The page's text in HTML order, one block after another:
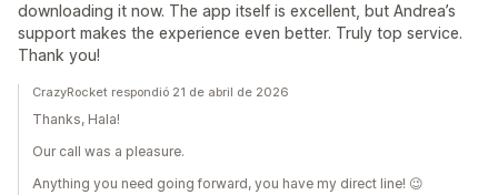
downloading it now. The app itself is excellent, but Andrea’s
support makes the experience even better. Truly top service.
Thank you!
CrazyRocket respondió 21 de abril de 2026
Thanks, Hala!
Our call was a pleasure.
Anything you need going forward, you have my direct line! 😉